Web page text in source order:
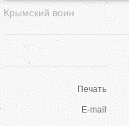
Крымский воин
Печать
E-mail